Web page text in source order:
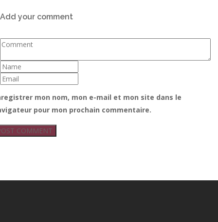
Add your comment
mon nom, mon e-mail et mon site dans le
pour mon prochain commentaire.